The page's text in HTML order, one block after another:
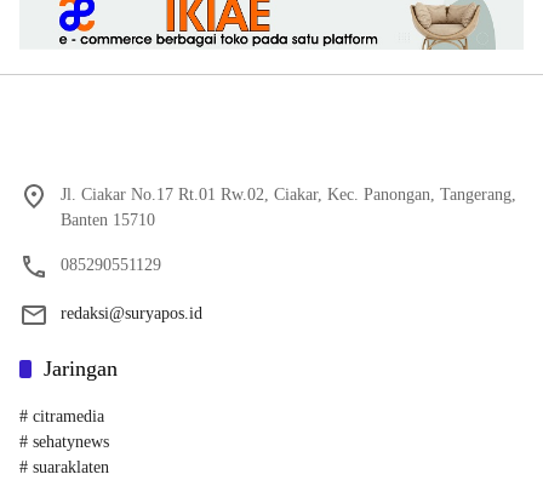
Jl. Ciakar No.17 Rt.01 Rw.02, Ciakar, Kec. Panongan, Tangerang,
Banten 15710
085290551129
redaksi@suryapos.id
Jaringan
# citramedia
# sehatynews
# suaraklaten